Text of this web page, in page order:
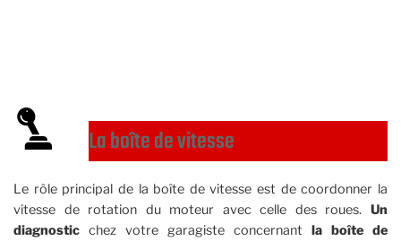
La boîte de vitesse
Le rôle principal de la boîte de vitesse est de coordonner la
vitesse de rotation du moteur avec celle des roues. Un
diagnostic chez votre garagiste concernant la boîte de